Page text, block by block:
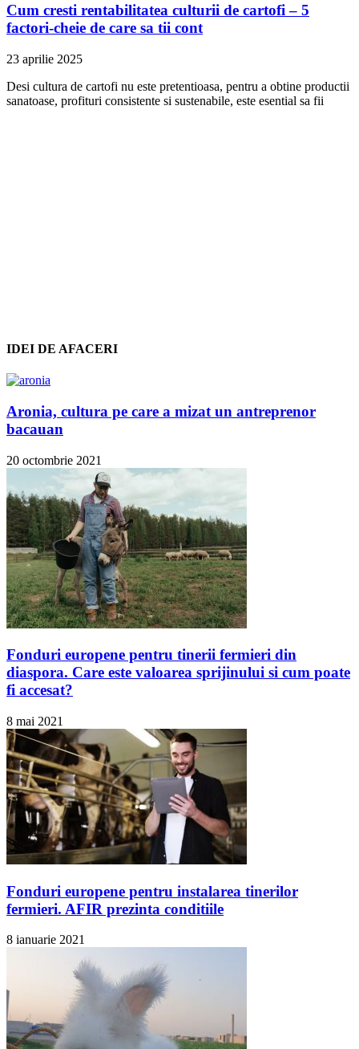
Cum cresti rentabilitatea culturii de cartofi – 5
factori-cheie de care sa tii cont
23 aprilie 2025
Desi cultura de cartofi nu este pretentioasa, pentru a obtine productii
sanatoase, profituri consistente si sustenabile, este esential sa fii
IDEI DE AFACERI
Aronia, cultura pe care a mizat un antreprenor
bacauan
20 octombrie 2021
Fonduri europene pentru tinerii fermieri din
diaspora. Care este valoarea sprijinului si cum poate
fi accesat?
8 mai 2021
Fonduri europene pentru instalarea tinerilor
fermieri. AFIR prezinta conditiile
8 ianuarie 2021